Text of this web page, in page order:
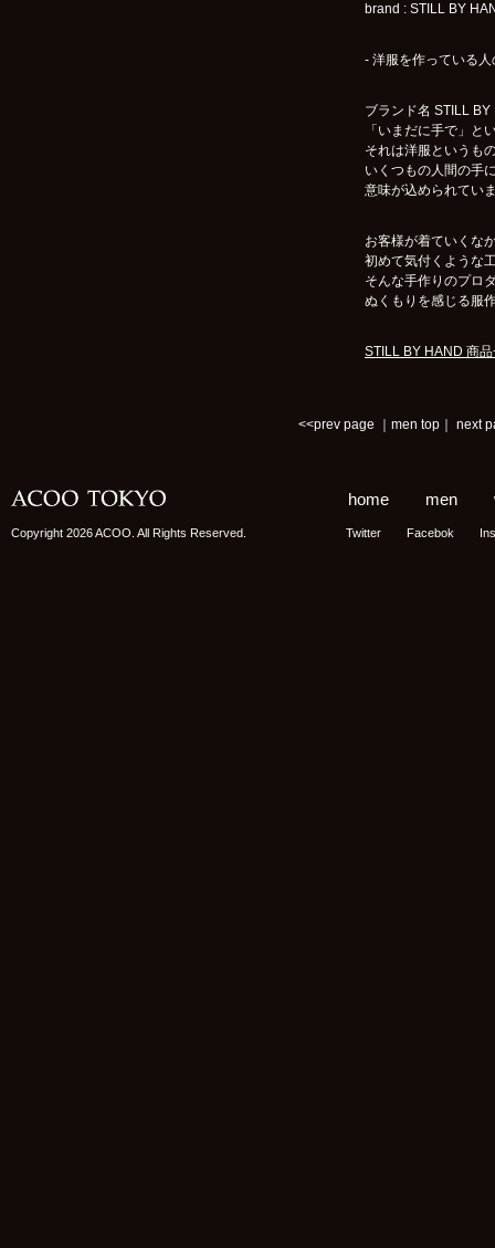
brand : STILL BY
- 洋服を作っている人
ブランド名 STILL
「いまだに手で」と
それは洋服というも
いくつもの人間の手
意味が込められてい
お客様が着ていくな
初めて気付くような
そんな手作りのプロ
ぬくもりを感じる服
STILL BY HAND 商
<<prev page men top｜ next
home men
Copyright 2026 ACOO. All Rights Reserved. Twitter Facebok